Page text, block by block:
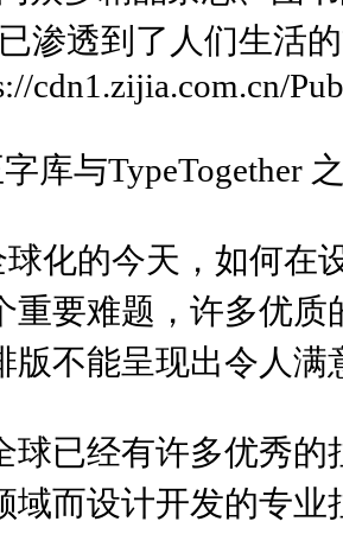
渗透到了人们生活
库与TypeTogether
化的今天，如何在
重要难题，许多优
版不能呈现出令人满
球已经有许多优秀
域而设计开发的专